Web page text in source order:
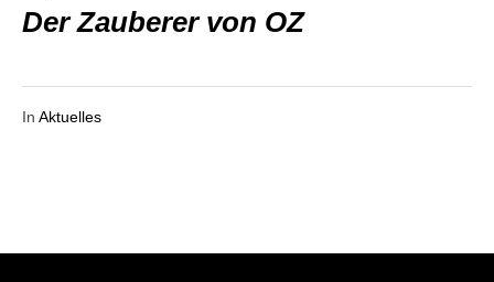
Der Zau­be­rer von OZ
In Aktuelles